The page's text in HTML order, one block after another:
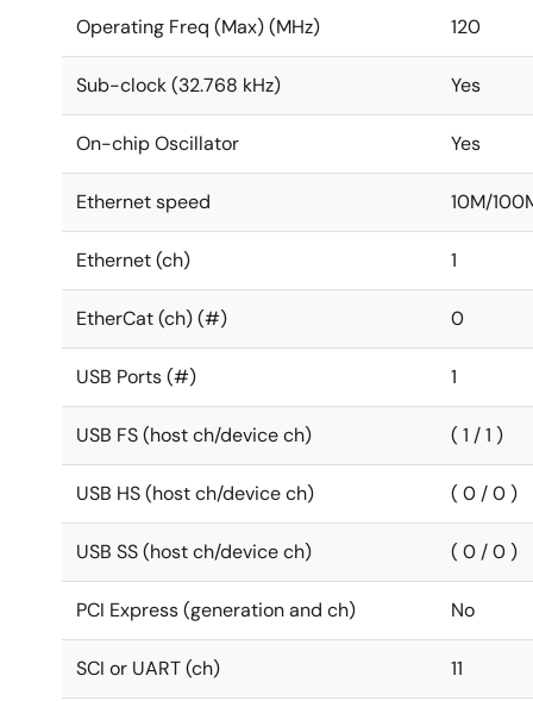
Operating Freq (Max) (MHz) 120
Sub-clock (32.768 kHz) Yes
On-chip Oscillator Yes
Ethernet speed 10M/
Ethernet (ch) 1
EtherCat (ch) (#) 0
USB Ports (#) 1
USB FS (host ch/device ch) ( 1 / 1 )
USB HS (host ch/device ch) ( 0 / 0 )
USB SS (host ch/device ch) ( 0 / 0 )
PCI Express (generation and ch) No
SCI or UART (ch) 11